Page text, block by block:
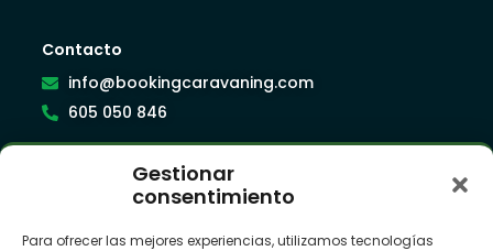
Gestionar
consentimiento
Para ofrecer las mejores experiencias, utilizamos tecnologías
Contacto
info@bookingcaravaning.com
605 050 846
Síguenos